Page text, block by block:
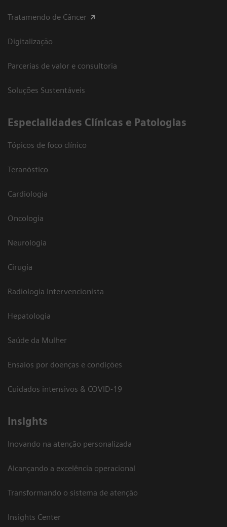
Tratamendo de Câncer
Digitalização
Parcerias de valor e consultoria
Soluções Sustentáveis
​Especialidades Clínicas e Patologias
Tópicos de foco clínico
Teranóstico
Cardiologia
Oncologia
Neurologia
Cirugia
Radiologia Intervencionista
Hepatologia
Saúde da Mulher
Ensaios por doenças e condições
Cuidados intensivos & COVID-19
Insights
Inovando na atenção personalizada
Alcançando a excelência operacional
Transformando o sistema de atenção
Insights Center